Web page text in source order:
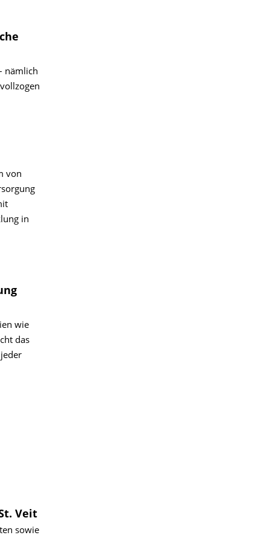
nämlich
von
in
wie
das
Veit
sowie